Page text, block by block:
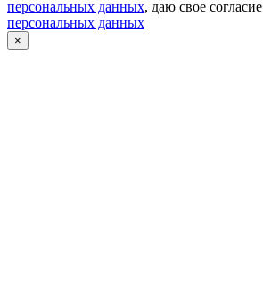
персональных данных, даю свое согласие
персональных данных
×